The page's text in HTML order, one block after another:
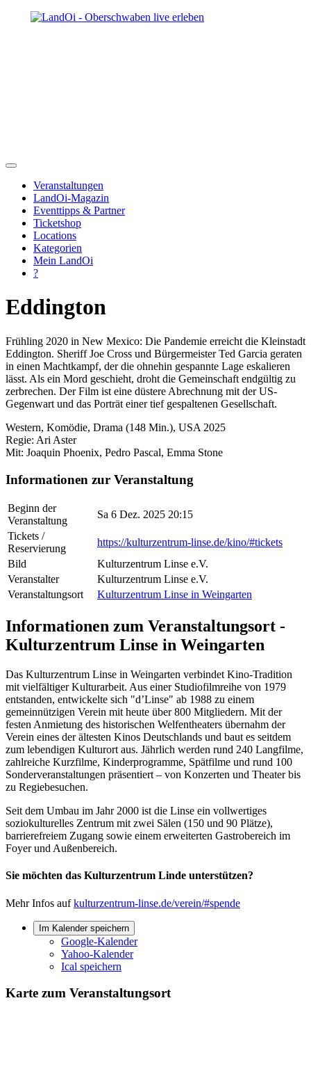
Veranstaltungen
LandOi-Magazin
Eventtipps & Partner
Ticketshop
Locations
Kategorien
Mein LandOi
?
Eddington
Frühling 2020 in New Mexico: Die Pandemie erreicht die Kleinstadt
Eddington. Sheriff Joe Cross und Bürgermeister Ted Garcia geraten
in einen Machtkampf, der die ohnehin gespannte Lage eskalieren
lässt. Als ein Mord geschieht, droht die Gemeinschaft endgültig zu
zerbrechen. Der Film ist eine düstere Abrechnung mit der US-
Gegenwart und das Porträt einer tief gespaltenen Gesellschaft.
Western, Komödie, Drama (148 Min.), USA 2025
Regie: Ari Aster
Mit: Joaquin Phoenix, Pedro Pascal, Emma Stone
Informationen zur Veranstaltung
Beginn der
Veranstaltung
Sa 6 Dez. 2025 20:15
Tickets /
Reservierung
https://kulturzentrum-linse.de/kino/#tickets
Bild
Kulturzentrum Linse e.V.
Veranstalter
Kulturzentrum Linse e.V.
Veranstaltungsort
Kulturzentrum Linse in Weingarten
Informationen zum Veranstaltungsort -
Kulturzentrum Linse in Weingarten
Das Kulturzentrum Linse in Weingarten verbindet Kino-Tradition
mit vielfältiger Kulturarbeit. Aus einer Studiofilmreihe von 1979
entstanden, entwickelte sich "d’Linse" ab 1988 zu einem
gemeinnützigen Verein mit heute über 800 Mitgliedern. Mit der
festen Anmietung des historischen Welfentheaters übernahm der
Verein eines der ältesten Kinos Deutschlands und baut es seitdem
zum lebendigen Kulturort aus. Jährlich werden rund 240 Langfilme,
zahlreiche Kurzfilme, Kinderprogramme, Spätfilme und rund 100
Sonderveranstaltungen präsentiert – von Konzerten und Theater bis
zu Regiebesuchen.
Seit dem Umbau im Jahr 2000 ist die Linse ein vollwertiges
soziokulturelles Zentrum mit zwei Sälen (150 und 90 Plätze),
barrierefreiem Zugang sowie einem erweiterten Gastrobereich im
Foyer und Außenbereich.
Sie möchten das Kulturzentrum Linde unterstützen?
Mehr Infos aufkulturzentrum-linse.de/verein/#spende
Im Kalender speichern
Google-Kalender
Yahoo-Kalender
Ical speichern
Karte zum Veranstaltungsort